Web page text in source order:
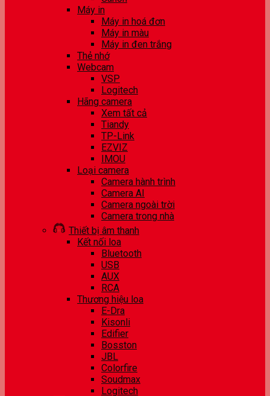
Máy in
Máy in hoá đơn
Máy in màu
Máy in đen trắng
Thẻ nhớ
Webcam
VSP
Logitech
Hãng camera
Xem tất cả
Tiandy
TP-Link
EZVIZ
IMOU
Loại camera
Camera hành trình
Camera AI
Camera ngoài trời
Camera trong nhà
Thiết bị âm thanh
Kết nối loa
Bluetooth
USB
AUX
RCA
Thương hiệu loa
E-Dra
Kisonli
Edifier
Bosston
JBL
Colorfire
Soudmax
Logitech